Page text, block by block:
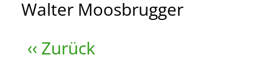
Walter Moosbrugger
‹‹ Zurück